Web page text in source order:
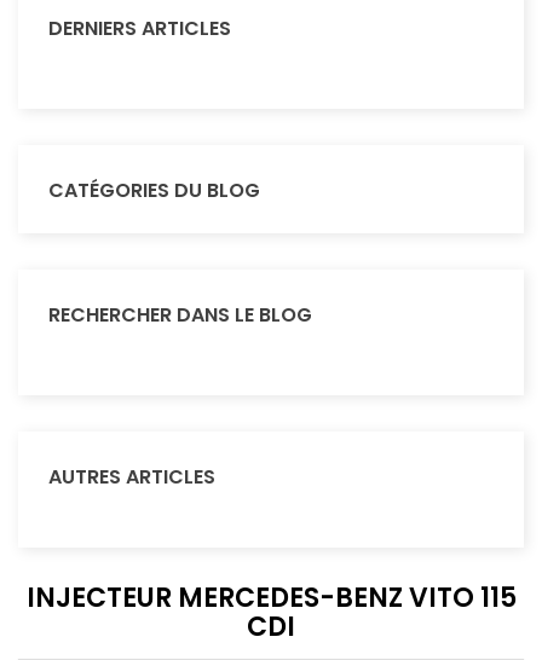
DERNIERS ARTICLES
CATÉGORIES DU BLOG
RECHERCHER DANS LE BLOG
AUTRES ARTICLES
INJECTEUR MERCEDES-BENZ VITO 115
CDI